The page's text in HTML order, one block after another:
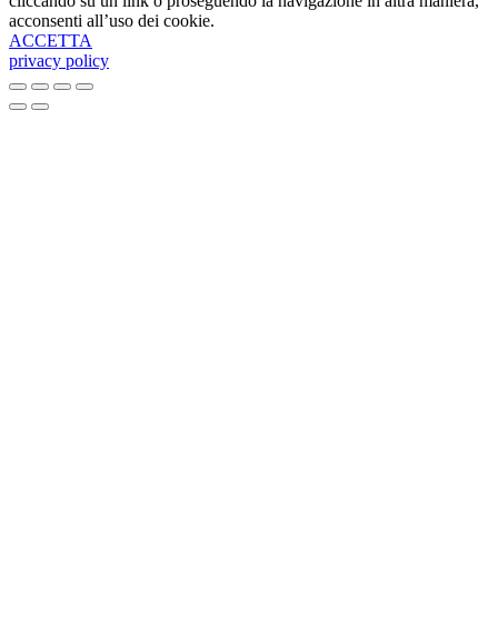
acconsenti all’uso dei cookie.
ACCETTA
privacy policy